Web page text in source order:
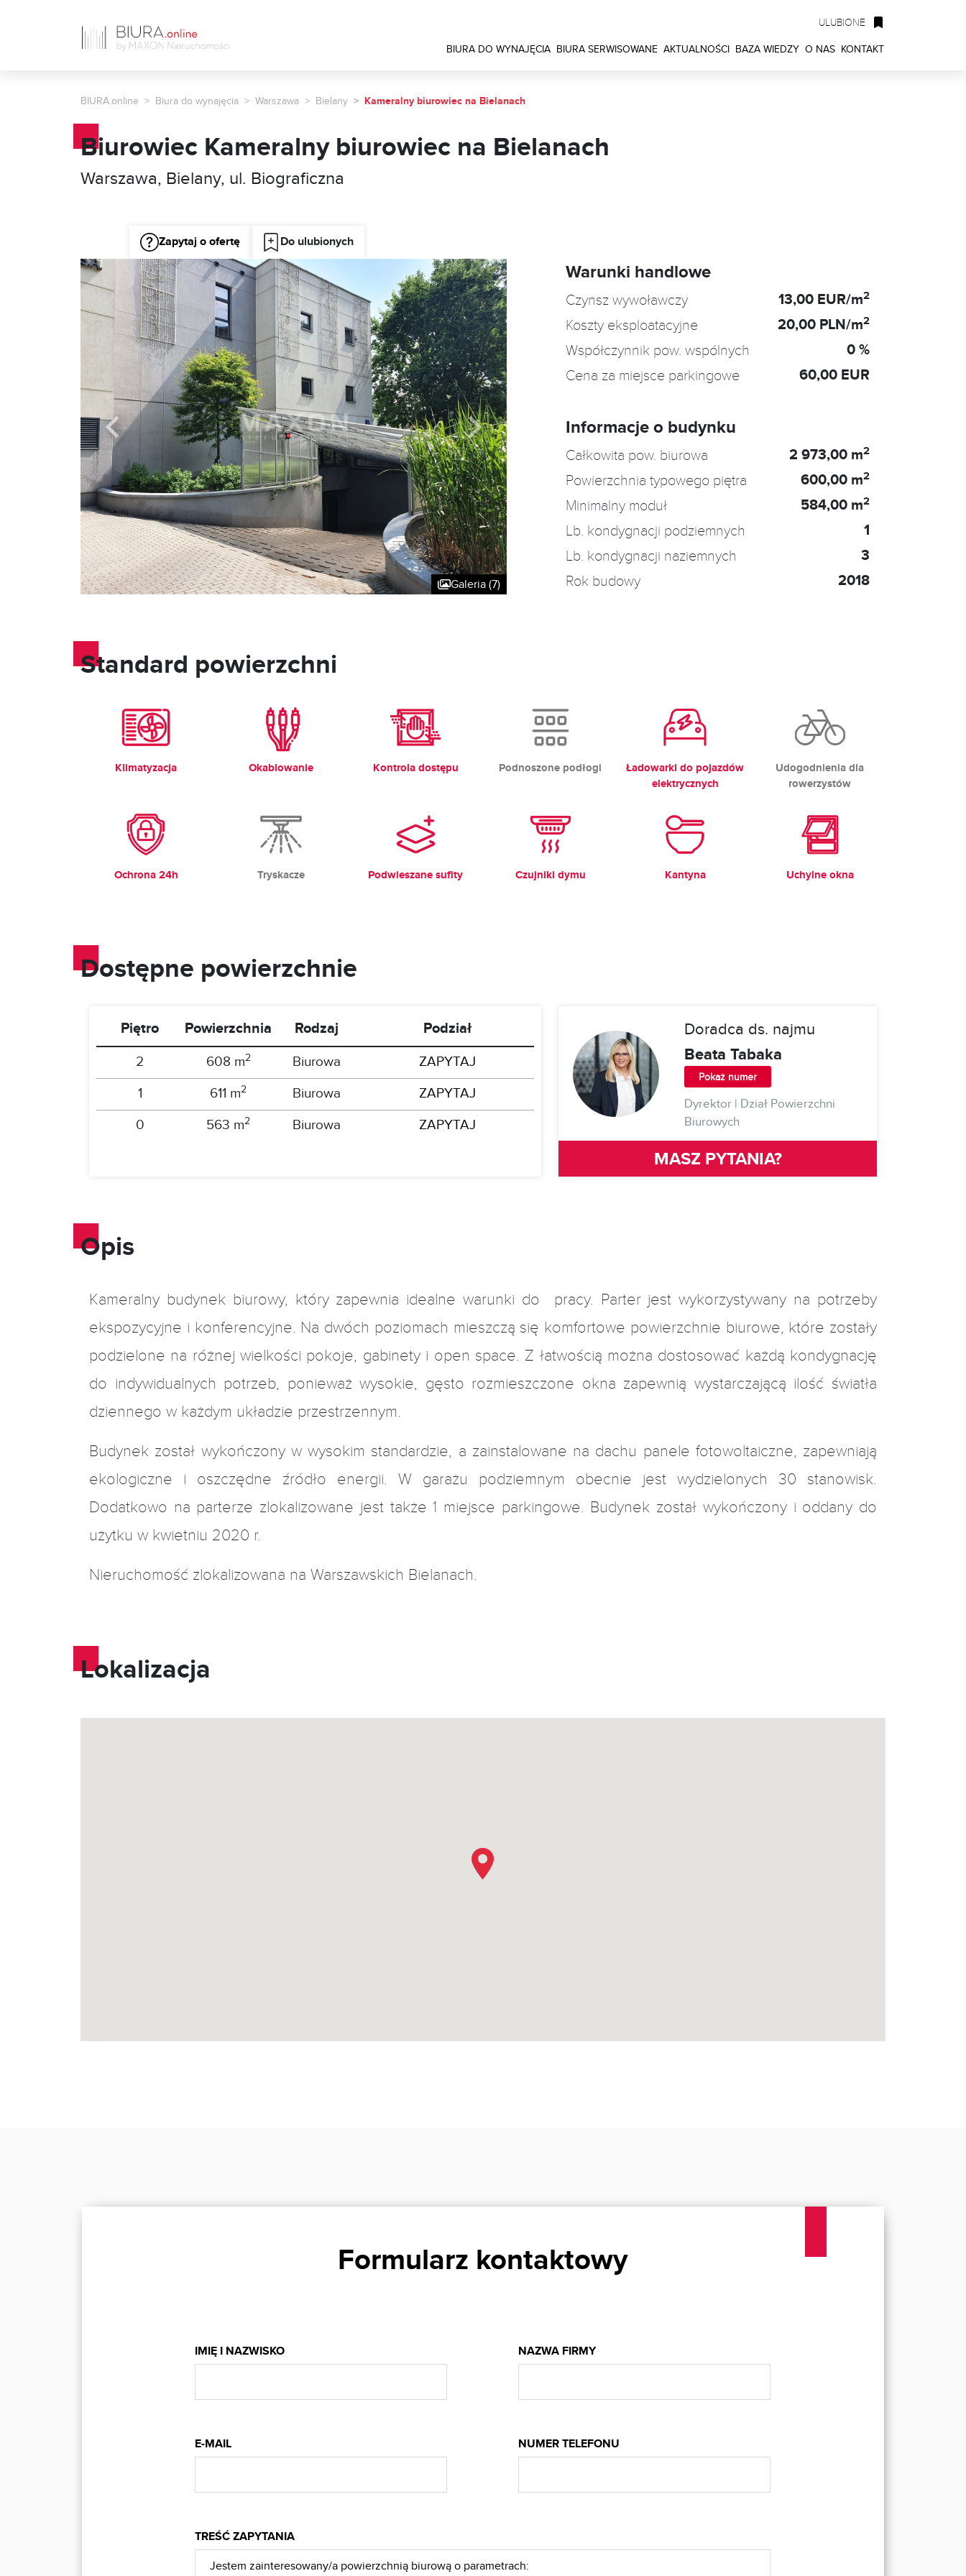
ULUBIONE
BIURA DO WYNAJĘCIA BIURA SERWISOWANE AKTUALNOŚCI BAZA WIEDZY O NAS KONTAKT
BIURA.online Biura do wynajęcia Warszawa Bielany Kameralny biurowiec na Bielanach
Biurowiec Kameralny biurowiec na Bielanach
Warszawa, Bielany, ul. Biograficzna
Zapytaj o ofertę Do ulubionych
Galeria (7)
Warunki handlowe
Czynsz wywoławczy 13,00 EUR/m2
Koszty eksploatacyjne 20,00 PLN/m2
Współczynnik pow. wspólnych 0 %
Cena za miejsce parkingowe 60,00 EUR
Informacje o budynku
Całkowita pow. biurowa 2 973,00 m2
Powierzchnia typowego piętra 600,00 m2
Minimalny moduł 584,00 m2
Lb. kondygnacji podziemnych 1
Lb. kondygnacji naziemnych 3
Rok budowy 2018
Standard powierzchni
Klimatyzacja Okablowanie Kontrola dostępu Podnoszone podłogi
Ładowarki do pojazdów
elektrycznych
Udogodnienia dla
rowerzystów
Ochrona 24h Tryskacze Podwieszane sufity Czujniki dymu Kantyna Uchylne okna
Dostępne powierzchnie
Piętro Powierzchnia Rodzaj Podział
2 608 m2 Biurowa
ZAPYTAJ
1
611 m2 Biurowa
ZAPYTAJ
0
563 m2 Biurowa ZAPYTAJ
Doradca ds. najmu
Beata Tabaka
Pokaż numer
Dyrektor | Dział Powierzchni
Biurowych
MASZ PYTANIA?
Opis
Kameralny budynek biurowy, który zapewnia idealne warunki do pracy. Parter jest wykorzystywany na potrzeby
ekspozycyjne i konferencyjne. Na dwóch poziomach mieszczą się komfortowe powierzchnie biurowe, które zostały
podzielone na różnej wielkości pokoje, gabinety i open space. Z łatwością można dostosować każdą kondygnację
do indywidualnych potrzeb, ponieważ wysokie, gęsto rozmieszczone okna zapewnią wystarczającą ilość światła
dziennego w każdym układzie przestrzennym.
Budynek został wykończony w wysokim standardzie, a zainstalowane na dachu panele fotowoltaiczne, zapewniają
ekologiczne i oszczędne źródło energii. W garażu podziemnym obecnie jest wydzielonych 30 stanowisk.
Dodatkowo na parterze zlokalizowane jest także 1 miejsce parkingowe. Budynek został wykończony i oddany do
użytku w kwietniu 2020 r.
Nieruchomość zlokalizowana na Warszawskich Bielanach.
Lokalizacja
Formularz kontaktowy
IMIĘ I NAZWISKO NAZWA FIRMY
E-MAIL NUMER TELEFONU
TREŚĆ ZAPYTANIA